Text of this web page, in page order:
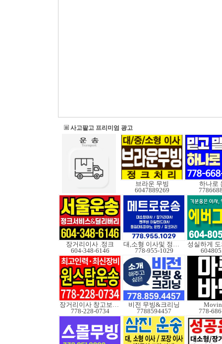
사고팔고 프리미엄 광고
브라운 무빙
6047889269
하나로
장거리이사 .정크
604-348-6146
대,소형 이사및 정크처
778-955-1029
장거리이사 창고보관정크
778-228-0734
비전 무빙&크리닝
7788594457
778-